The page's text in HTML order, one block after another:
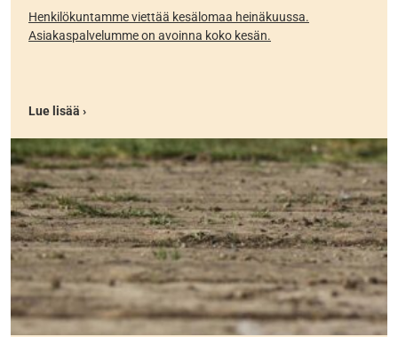
Henkilökuntamme viettää kesälomaa heinäkuussa.
Asiakaspalvelumme on avoinna koko kesän.
Lue lisää ›